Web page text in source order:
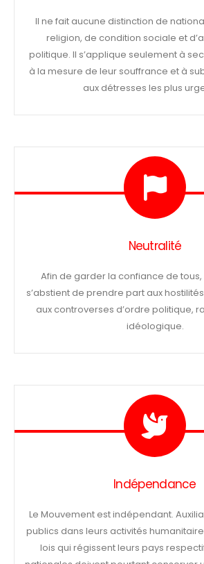
Il ne fait aucune distinction de
religion, de condition sociale et
politique. Il s’applique seulement à
à la mesure de leur souffrance et à
aux détresses les plus
Neutralité
Afin de garder la confiance de
s’abstient de prendre part aux
aux controverses d’ordre politique,
idéologique.
Indépendance
Le Mouvement est indépendant.
publics dans leurs activités
lois qui régissent leurs pays